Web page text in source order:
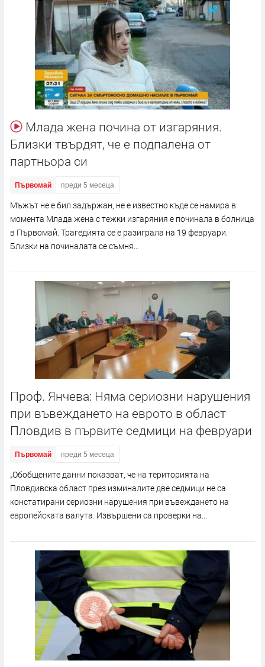
Млада жена почина от изгаряния.
Близки твърдят, че е подпалена от
партньора си
Първомай преди 5 месеца
Мъжът не е бил задържан, не е известно къде се намира в
момента Млада жена с тежки изгаряния е починала в болница
в Първомай. Трагедията се е разиграла на 19 февруари.
Близки на починалата се съмня...
Проф. Янчева: Няма сериозни нарушения
при въвеждането на еврото в област
Пловдив в първите седмици на февруари
Първомай преди 5 месеца
„Обобщените данни показват, че на територията на
Пловдивска област през изминалите две седмици не са
констатирани сериозни нарушения при въвеждането на
европейската валута. Извършени са проверки на...